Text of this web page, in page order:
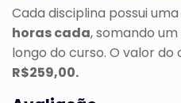
Cada disciplina possui
horas cada, somando
longo do curso. O valor do
R$259,00.